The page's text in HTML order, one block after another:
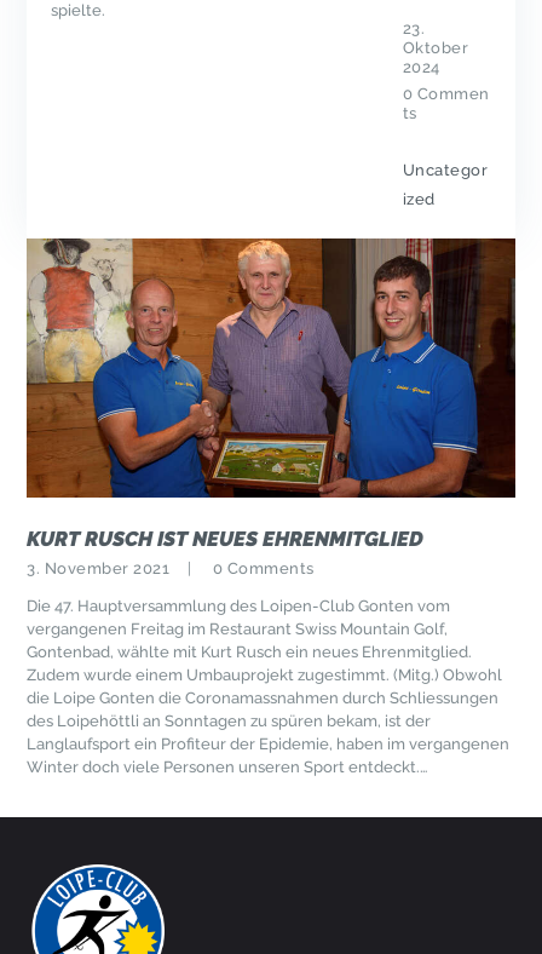
spielte.
23.
Oktober
2024
0 Commen
ts
Uncategor
ized
KURT RUSCH IST NEUES EHRENMITGLIED
3. November 2021 0 Comments
Die 47. Hauptversammlung des Loipen-Club Gonten vom
vergangenen Freitag im Restaurant Swiss Mountain Golf,
Gontenbad, wählte mit Kurt Rusch ein neues Ehrenmitglied.
Zudem wurde einem Umbauprojekt zugestimmt. (Mitg.) Obwohl
die Loipe Gonten die Coronamassnahmen durch Schliessungen
des Loipehöttli an Sonntagen zu spüren bekam, ist der
Langlaufsport ein Profiteur der Epidemie, haben im vergangenen
Winter doch viele Personen unseren Sport entdeckt.…